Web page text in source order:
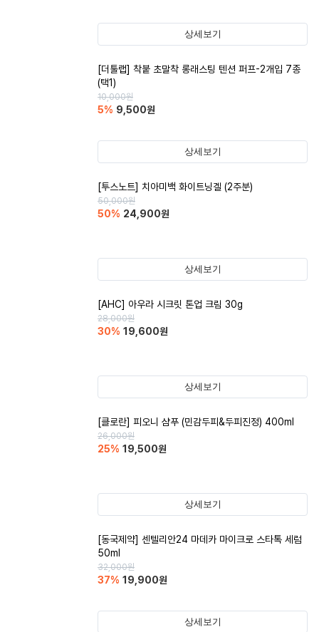
상세보기
[더툴랩] 착붙 초말착 롱래스팅 텐션 퍼프-2개입 7종
(택1)
10,000원
5% 9,500원
상세보기
[투스노트] 치아미백 화이트닝겔 (2주분)
50,000원
50% 24,900원
상세보기
[AHC] 아우라 시크릿 톤업 크림 30g
28,000원
30% 19,600원
상세보기
[클로란] 피오니 샴푸 (민감두피&두피진정) 400ml
26,000원
25% 19,500원
상세보기
[동국제약] 센텔리안24 마데카 마이크로 스타톡 세럼
50ml
32,000원
37% 19,900원
상세보기